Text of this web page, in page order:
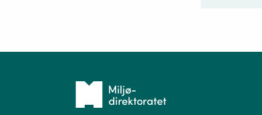
Tilbake